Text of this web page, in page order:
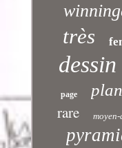
très
dessin
page
rare